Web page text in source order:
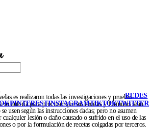
REDES
PINTERESTINSTAGRAMTIKTOKTWITTER
realizaron todas las investigaciones y pruebas
su autoría para procurar que sus recetas y fórmulas sean
usen según las instrucciones dadas; pero no asumen
lesión o daño causado o sufrido en el uso de las
o por la formulación de recetas colgadas por terceros.